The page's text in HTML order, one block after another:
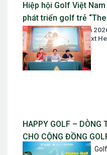
Hiệp hội Golf Việt
phát triển golf trẻ “The
Ngày 07 tháng 03 năm
chức Tọa đàm The Next
trong giai đoạn mới)....
HAPPY GOLF – DÒNG
CHO CỘNG ĐỒNG